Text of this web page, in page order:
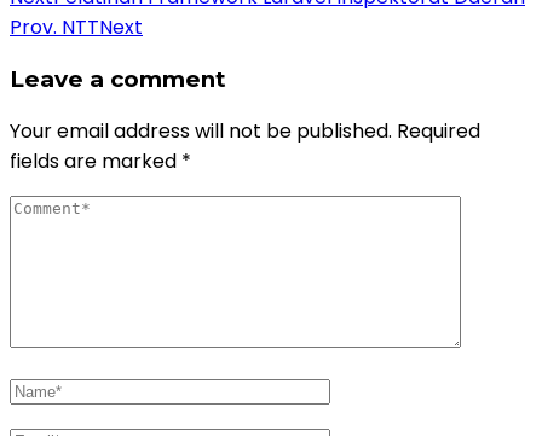
Prov. NTTNext
Leave a comment
Your email address will not be published. Required
fields are marked *